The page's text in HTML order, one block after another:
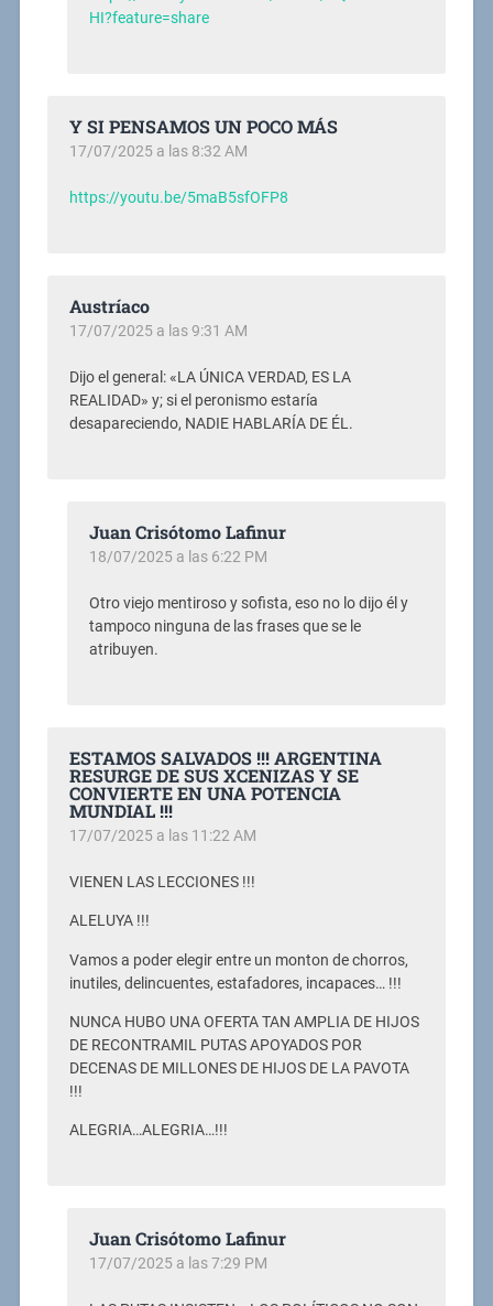
HI?feature=share
Y SI PENSAMOS UN POCO MÁS
17/07/2025 a las 8:32 AM
https://youtu.be/5maB5sfOFP8
Austríaco
17/07/2025 a las 9:31 AM
Dijo el general: «LA ÚNICA VERDAD, ES LA
REALIDAD» y; si el peronismo estaría
desapareciendo, NADIE HABLARÍA DE ÉL.
Juan Crisótomo Lafinur
18/07/2025 a las 6:22 PM
Otro viejo mentiroso y sofista, eso no lo dijo él y
tampoco ninguna de las frases que se le
atribuyen.
ESTAMOS SALVADOS !!! ARGENTINA
RESURGE DE SUS XCENIZAS Y SE
CONVIERTE EN UNA POTENCIA
MUNDIAL !!!
17/07/2025 a las 11:22 AM
VIENEN LAS LECCIONES !!!
ALELUYA !!!
Vamos a poder elegir entre un monton de chorros,
inutiles, delincuentes, estafadores, incapaces… !!!
NUNCA HUBO UNA OFERTA TAN AMPLIA DE HIJOS
DE RECONTRAMIL PUTAS APOYADOS POR
DECENAS DE MILLONES DE HIJOS DE LA PAVOTA
!!!
ALEGRIA…ALEGRIA…!!!
Juan Crisótomo Lafinur
17/07/2025 a las 7:29 PM